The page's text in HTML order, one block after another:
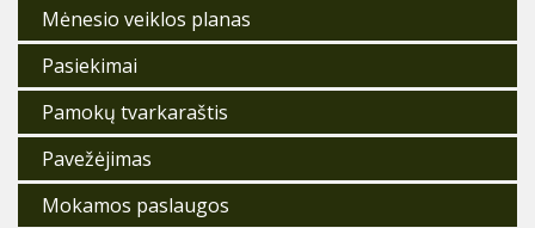
Mėnesio veiklos planas
Pasiekimai
Pamokų tvarkaraštis
Pavežėjimas
Mokamos paslaugos